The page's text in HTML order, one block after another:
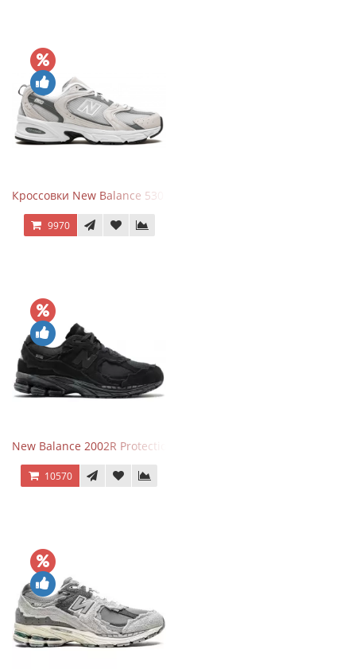
Кроссовки New Balance 530 Grey Matter Harbor Grey
9970
New Balance 2002R Protection Phantom Black
10570